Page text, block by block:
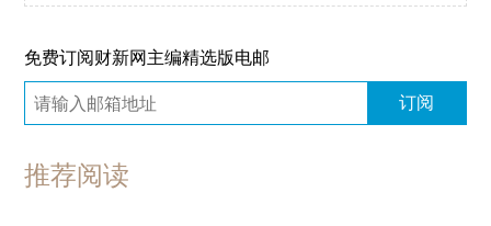
免费订阅财新网主编精选版电邮
订阅
推荐阅读